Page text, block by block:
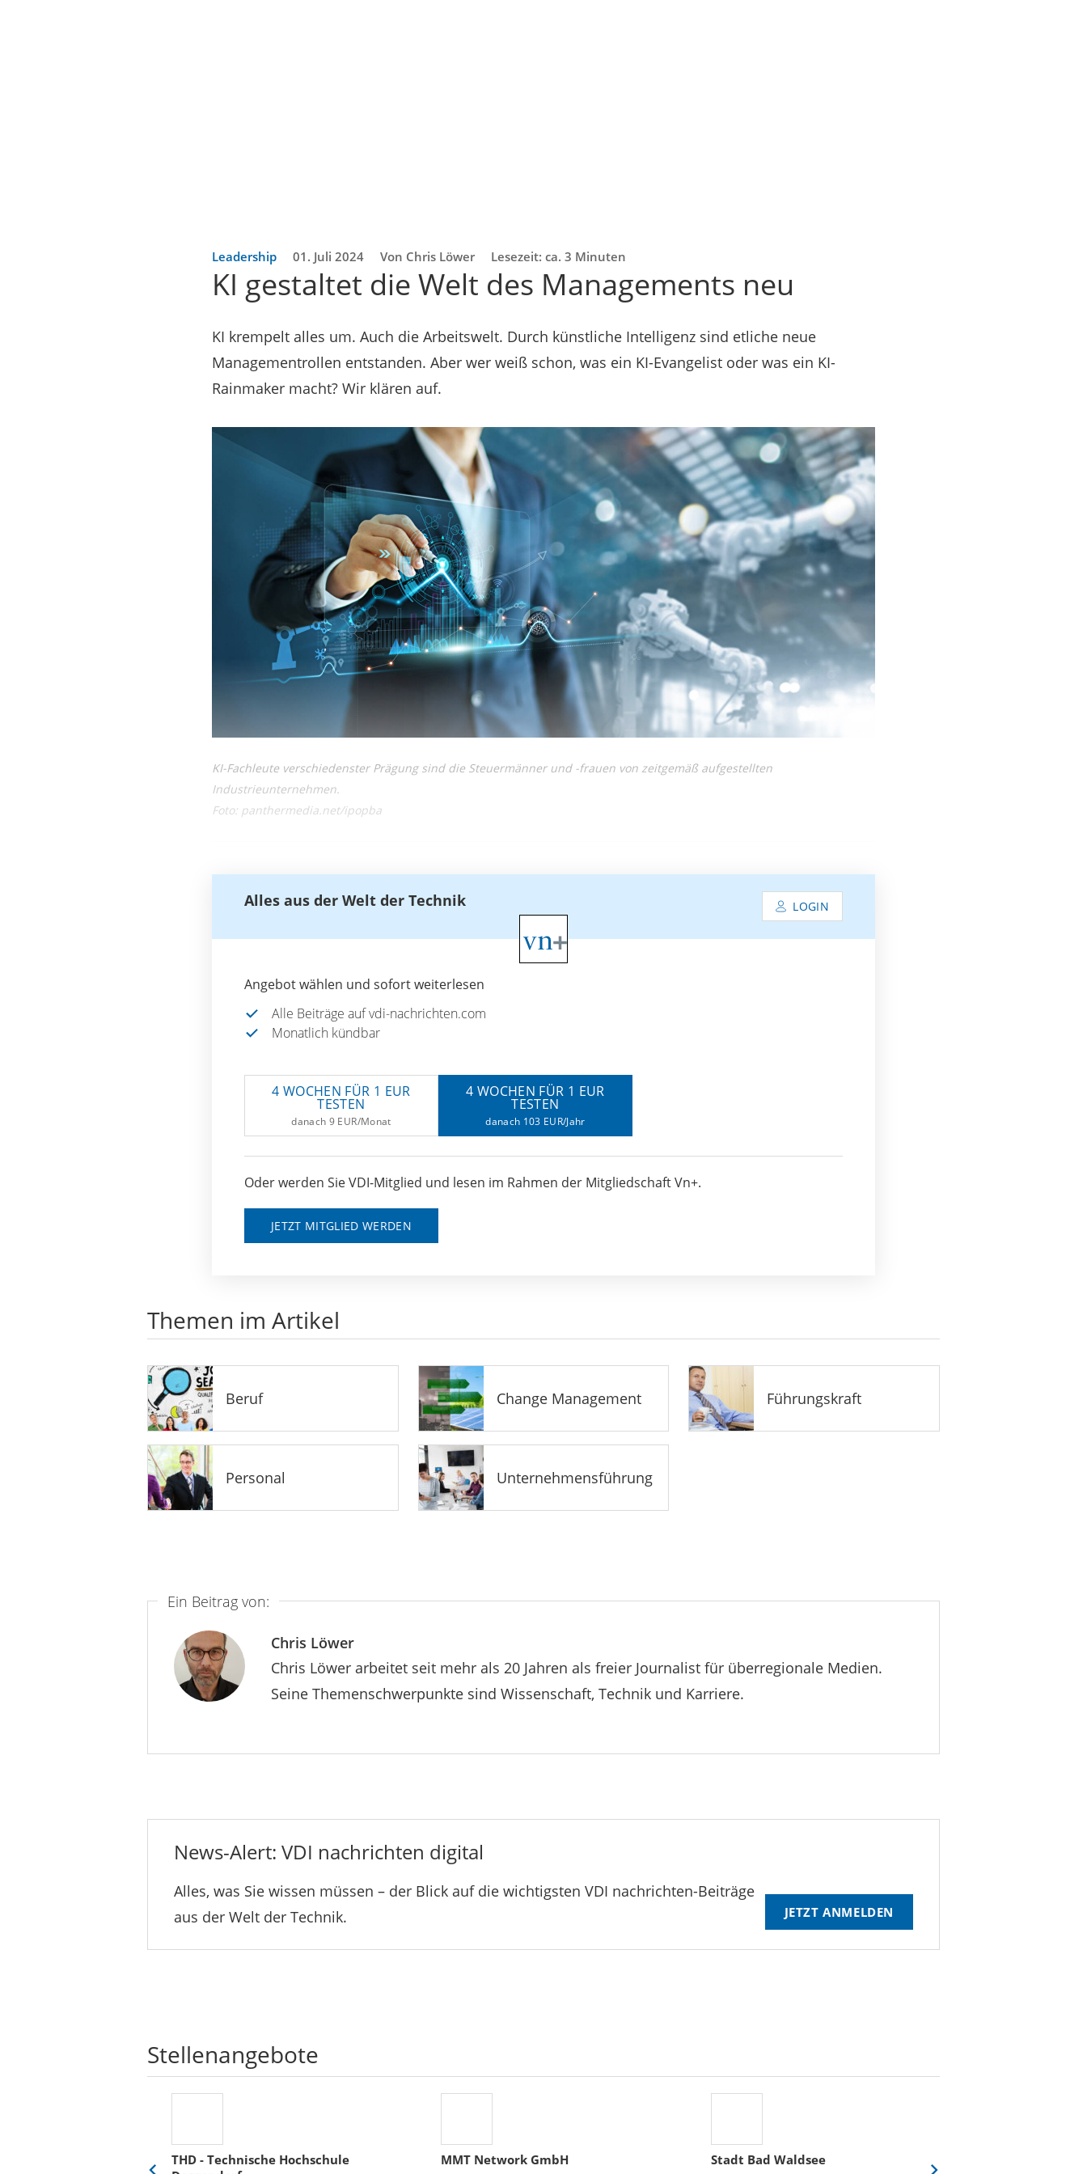
Leadership 01. Juli 2024 Von Chris Löwer Lesezeit: ca. 3 Minuten
KI gestaltet die Welt des Managements neu
KI krempelt alles um. Auch die Arbeitswelt. Durch künstliche Intelligenz sind etliche neue
Managementrollen entstanden. Aber wer weiß schon, was ein KI-Evangelist oder was ein KI-
Rainmaker macht? Wir klären auf.
KI-Fachleute verschiedenster Prägung sind die Steuermänner und -frauen von zeitgemäß aufgestellten
Industrieunternehmen.
Foto: panthermedia.net/ipopba
Alles aus der Welt der Technik LOGIN
Angebot wählen und sofort weiterlesen
Alle Beiträge auf vdi-nachrichten.com
Monatlich kündbar
4 WOCHEN FÜR 1 EUR
TESTEN
danach 9 EUR/Monat
4 WOCHEN FÜR 1 EUR
TESTEN
danach 103 EUR/Jahr
Oder werden Sie VDI-Mitglied und lesen im Rahmen der Mitgliedschaft Vn+.
JETZT MITGLIED WERDEN
Themen im Artikel
Beruf Change Management Führungskraft
Personal Unternehmensführung
Ein Beitrag von:
Chris Löwer
Chris Löwer arbeitet seit mehr als 20 Jahren als freier Journalist für überregionale Medien.
Seine Themenschwerpunkte sind Wissenschaft, Technik und Karriere.
News-Alert: VDI nachrichten digital
Alles, was Sie wissen müssen – der Blick auf die wichtigsten VDI nachrichten-Beiträge
aus der Welt der Technik.
JETZT ANMELDEN
Stellenangebote
THD - Technische Hochschule
MMT Network GmbH Stadt Bad Waldsee